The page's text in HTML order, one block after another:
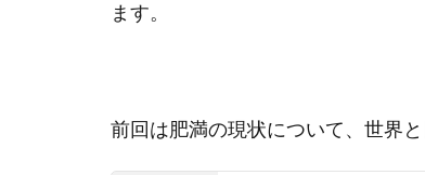
ます。
前回は肥満の現状について、世界